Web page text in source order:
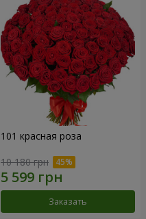
101 красная роза
10 180 грн
Заказать